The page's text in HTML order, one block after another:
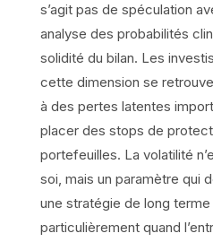
s’agit pas de spéculation
analyse des probabilités
solidité du bilan. Les
cette dimension se
à des pertes latentes
placer des stops de
portefeuilles. La volatilité
soi, mais un paramètre qui
une stratégie de long terme
particulièrement quand